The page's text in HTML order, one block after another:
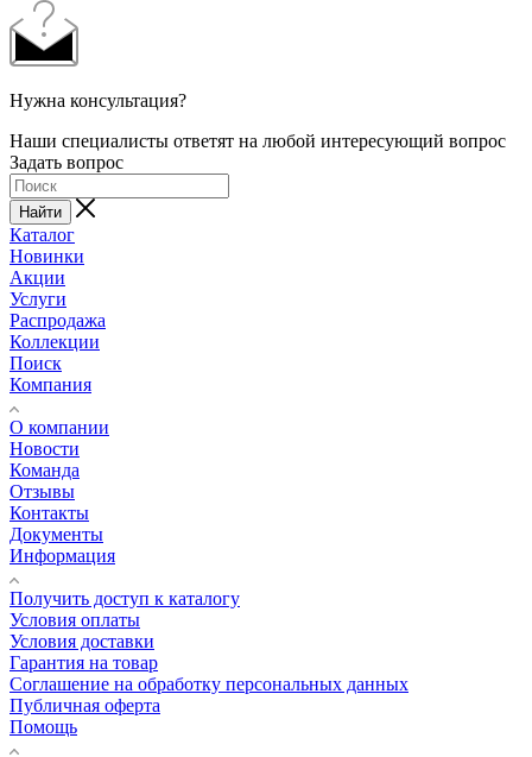
Нужна консультация?
Наши специалисты ответят на любой интересующий вопрос
Задать вопрос
Найти
Каталог
Новинки
Акции
Услуги
Распродажа
Коллекции
Поиск
Компания
О компании
Новости
Команда
Отзывы
Контакты
Документы
Информация
Получить доступ к каталогу
Условия оплаты
Условия доставки
Гарантия на товар
Соглашение на обработку персональных данных
Публичная оферта
Помощь